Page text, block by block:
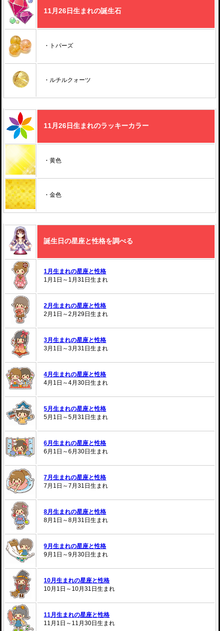
11月26日生まれの誕生石
・トパーズ
・ルチルクォーツ
11月26日生まれのラッキーカラー
・黄色
・金色
誕生日の星座と性格を調べる
1月生まれの星座と性格
1月1日～1月31日生まれ
2月生まれの星座と性格
2月1日～2月29日生まれ
3月生まれの星座と性格
3月1日～3月31日生まれ
4月生まれの星座と性格
4月1日～4月30日生まれ
5月生まれの星座と性格
5月1日～5月31日生まれ
6月生まれの星座と性格
6月1日～6月30日生まれ
7月生まれの星座と性格
7月1日～7月31日生まれ
8月生まれの星座と性格
8月1日～8月31日生まれ
9月生まれの星座と性格
9月1日～9月30日生まれ
10月生まれの星座と性格
10月1日～10月31日生まれ
11月生まれの星座と性格
11月1日～11月30日生まれ